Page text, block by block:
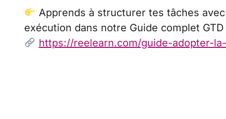
Apprends à structurer tes tâches
exécution dans notre Guide complet GTD
https://reelearn.com/guide-adopter-